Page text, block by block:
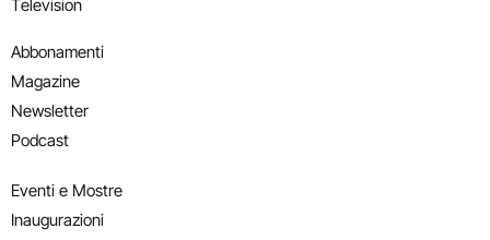
Television
Abbonamenti
Magazine
Newsletter
Podcast
Eventi e Mostre
Inaugurazioni